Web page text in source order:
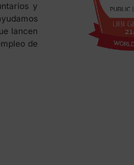
y
lancen
de